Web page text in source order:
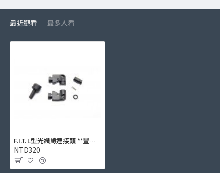
最近觀看 最多人看
F.I.T. L型光纖線連接頭 **豐英原創設計**
NTD320